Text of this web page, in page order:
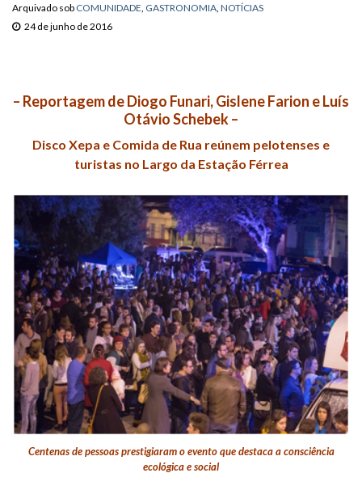
Arquivado sob COMUNIDADE GASTRONOMIA NOTÍCIAS
24 de junho de 2016
– Reportagem de Diogo Funari, Gislene Farion e Luís
Otávio Schebek –
Disco Xepa e Comida de Rua reúnem pelotenses e
turistas no Largo da Estação Férrea
Centenas de pessoas prestigiaram o evento que destaca a consciência
ecológica e social